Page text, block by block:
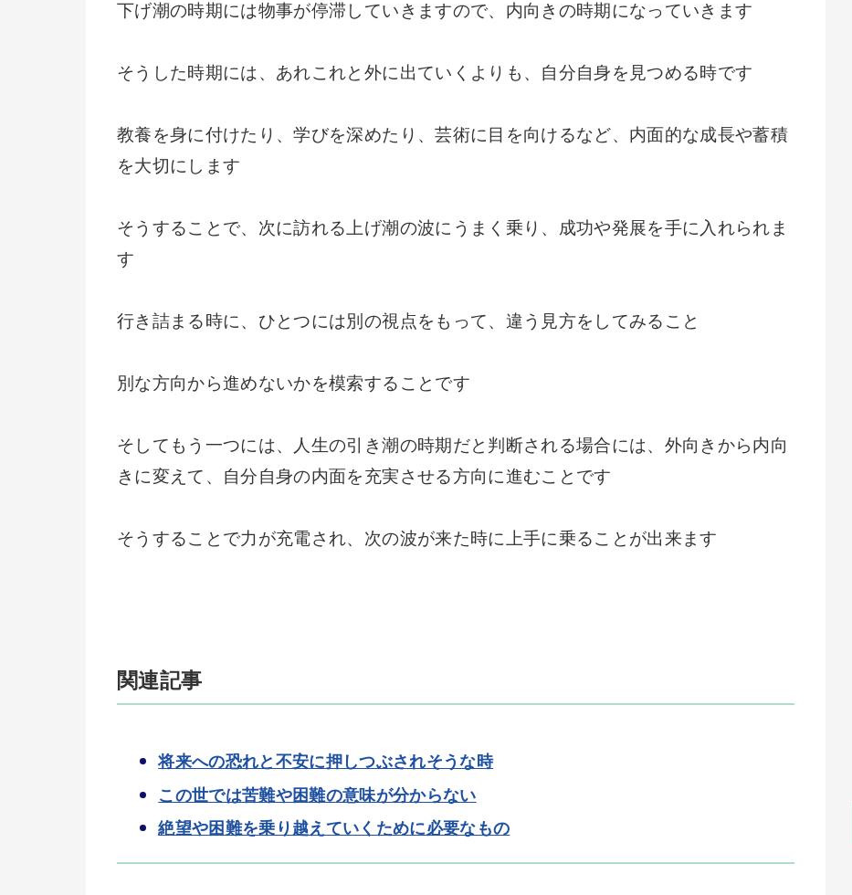
下げ潮の時期には物事が停滞していきますので、内向きの時期になっていきます
そうした時期には、あれこれと外に出ていくよりも、自分自身を見つめる時です
教養を身に付けたり、学びを深めたり、芸術に目を向けるなど、内面的な成長や蓄積
を大切にします
そうすることで、次に訪れる上げ潮の波にうまく乗り、成功や発展を手に入れられま
す
行き詰まる時に、ひとつには別の視点をもって、違う見方をしてみること
別な方向から進めないかを模索することです
そしてもう一つには、人生の引き潮の時期だと判断される場合には、外向きから内向
きに変えて、自分自身の内面を充実させる方向に進むことです
そうすることで力が充電され、次の波が来た時に上手に乗ることが出来ます
関連記事
将来への恐れと不安に押しつぶされそうな時
この世では苦難や困難の意味が分からない
絶望や困難を乗り越えていくために必要なもの